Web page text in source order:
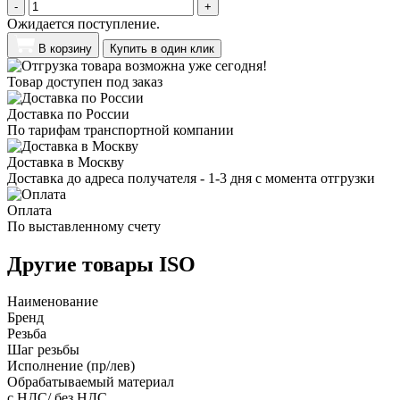
- +
Ожидается поступление.
В корзину Купить в один клик
Товар доступен под заказ
Доставка по России
По тарифам транспортной компании
Доставка в Москву
Доставка до адреса получателя - 1-3 дня с момента отгрузки
Оплата
По выставленному счету
Другие товары ISO
Наименование
Бренд
Резьба
Шаг резьбы
Исполнение (пр/лев)
Обрабатываемый материал